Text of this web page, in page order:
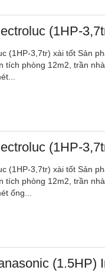
(1HP-
(1HP-3,7tr) xài tốt Sản
tích phòng 12m2, trần
(1HP-
(1HP-3,7tr) xài tốt Sản
tích phòng 12m2, trần
ống...
(1.5HP)